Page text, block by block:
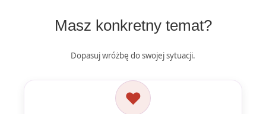
Masz konkretny temat?
Dopasuj wróżbę do swojej sytuacji.
❤